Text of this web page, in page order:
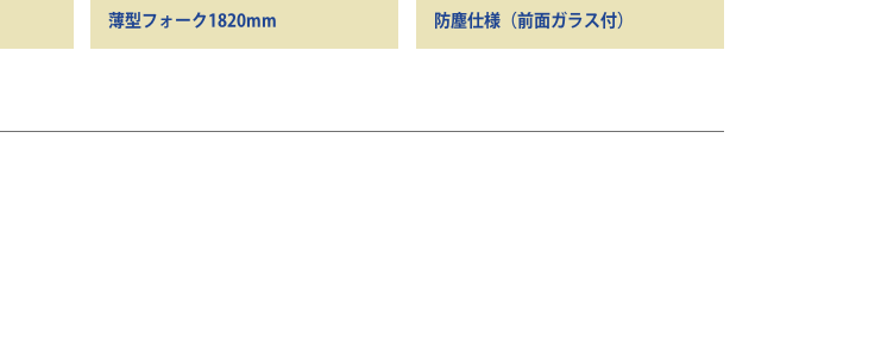
薄型フォーク1820mm 防塵仕様（前面ガラス付）